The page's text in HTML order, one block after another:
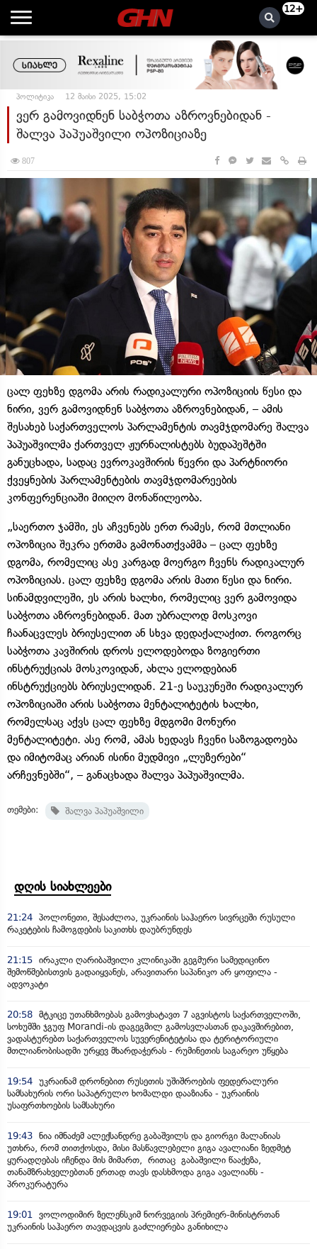
12+
პოლიტიკა 12 მაისი 2025, 15:02
ვერ გამოვიდნენ საბჭოთა აზროვნებიდან -
შალვა პაპუაშვილი ოპოზიციაზე
807
ცალ ფეხზე დგომა არის რადიკალური ოპოზიციის წესი და
ნირი, ვერ გამოვიდნენ საბჭოთა აზროვნებიდან, – ამის
შესახებ საქართველოს პარლამენტის თავმჯდომარე შალვა
პაპუაშვილმა ქართველ ჟურნალისტებს ბუდაპეშტში
განუცხადა, სადაც ევროკავშირის წევრი და პარტნიორი
ქვეყნების პარლამენტების თავმჯდომარეების
კონფერენციაში მიიღო მონაწილეობა.
„საერთო ჯამში, ეს აჩვენებს ერთ რამეს, რომ მთლიანი
ოპოზიცია შეკრა ერთმა გამონათქვამმა – ცალ ფეხზე
დგომა, რომელიც ასე კარგად მოერგო ჩვენს რადიკალურ
ოპოზიციას. ცალ ფეხზე დგომა არის მათი წესი და ნირი.
სინამდვილეში, ეს არის ხალხი, რომელიც ვერ გამოვიდა
საბჭოთა აზროვნებიდან. მათ უბრალოდ მოსკოვი
ჩაანაცვლეს ბრიუსელით ან სხვა დედაქალაქით. როგორც
საბჭოთა კავშირის დროს ელოდებოდა ზოგიერთი
ინსტრუქციას მოსკოვიდან, ახლა ელოდებიან
ინსტრუქციებს ბრიუსელიდან. 21-ე საუკუნეში რადიკალურ
ოპოზიციაში არის საბჭოთა მენტალიტეტის ხალხი,
რომელსაც აქვს ცალ ფეხზე მდგომი მონური
მენტალიტეტი. ასე რომ, ამას ხედავს ჩვენი საზოგადოება
და იმიტომაც არიან ისინი მუდმივი „ლუზერები“
არჩევნებში“, – განაცხადა შალვა პაპუაშვილმა.
თემები: შალვა პაპუაშვილი
დღის სიახლეები
21:24 პოლონეთი, შესაძლოა, უკრაინის საჰაერო სივრცეში რუსული
რაკეტების ჩამოგდების საკითხს დაუბრუნდეს
21:15 ირაკლი ღარიბაშვილი კლინიკაში გეგმური სამედიცინო
შემოწმებისთვის გადაიყვანეს, არავითარი საპანიკო არ ყოფილა -
ადვოკატი
20:58 მტკიცე უთანხმოებას გამოვხატავთ 7 აგვისტოს საქართველოში,
სოხუმში ჯგუფ Morandi-ის დაგეგმილ გამოსვლასთან დაკავშირებით,
ვადასტურებთ საქართველოს სუვერენიტეტისა და ტერიტორიული
მთლიანობისადმი ურყევ მხარდაჭერას - რუმინეთის საგარეო უწყება
19:54 უკრაინამ დრონებით რუსეთის უშიშროების ფედერალური
სამსახურის ორი საპატრულო ხომალდი დააზიანა - უკრაინის
უსაფრთხოების სამსახური
19:43 ნია იმნაძემ ალექსანდრე გაბაშვილს და გიორგი მალანიას
უთხრა, რომ თითქოსდა, მისი მასწავლებელი გიგა ავალიანი ზედმეტ
ყურადღებას იჩენდა მის მიმართ, რითაც გაბაშვილი წააქეზა,
თანამზრახველებთან ერთად თავს დასხმოდა გიგა ავალიანს -
პროკურატურა
19:01
ვოლოდიმირ ზელენსკიმ ნორვეგიის პრემიერ-მინისტრთან
უკრაინის საჰაერო თავდაცვის გაძლიერება განიხილა